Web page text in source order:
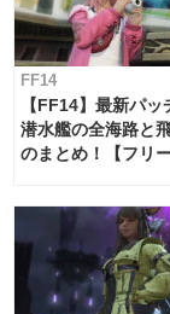
FF14
【FF14】最新パッ
潜水艦の全海路と
のまとめ！【フリ